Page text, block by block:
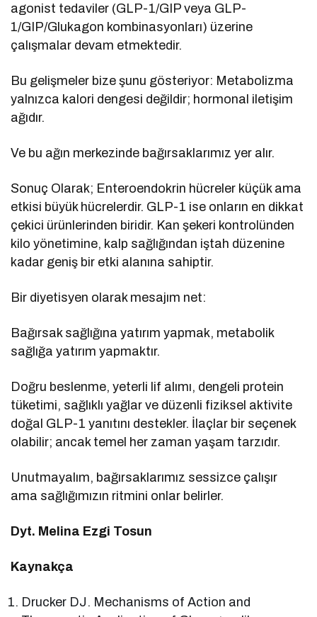
agonist tedaviler (GLP-1/GIP veya GLP-
1/GIP/Glukagon kombinasyonları) üzerine
çalışmalar devam etmektedir.
Bu gelişmeler bize şunu gösteriyor: Metabolizma
yalnızca kalori dengesi değildir; hormonal iletişim
ağıdır.
Ve bu ağın merkezinde bağırsaklarımız yer alır.
Sonuç Olarak; Enteroendokrin hücreler küçük ama
etkisi büyük hücrelerdir. GLP-1 ise onların en dikkat
çekici ürünlerinden biridir. Kan şekeri kontrolünden
kilo yönetimine, kalp sağlığından iştah düzenine
kadar geniş bir etki alanına sahiptir.
Bir diyetisyen olarak mesajım net:
Bağırsak sağlığına yatırım yapmak, metabolik
sağlığa yatırım yapmaktır.
Doğru beslenme, yeterli lif alımı, dengeli protein
tüketimi, sağlıklı yağlar ve düzenli fiziksel aktivite
doğal GLP-1 yanıtını destekler. İlaçlar bir seçenek
olabilir; ancak temel her zaman yaşam tarzıdır.
Unutmayalım, bağırsaklarımız sessizce çalışır
ama sağlığımızın ritmini onlar belirler.
Dyt. Melina Ezgi Tosun
Kaynakça
Drucker DJ. Mechanisms of Action and